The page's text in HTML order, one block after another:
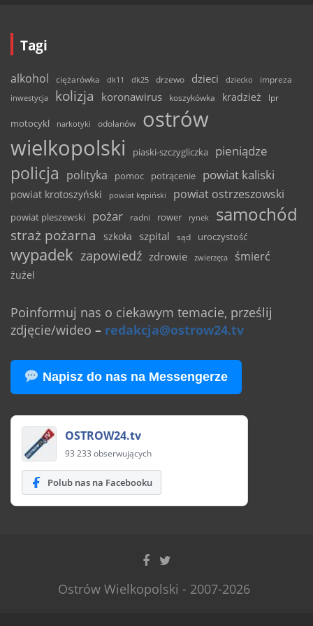
Tagi
alkohol ciężarówka dk11 dk25 drzewo dzieci dziecko
impreza
inwestycja
kolizja koronawirus koszykówka kradzież lpr
motocykl narkotyki odolanów
ostrów
wielkopolski
piaski-szczygliczka pieniądze
policja polityka pomoc potrącenie powiat kaliski
powiat krotoszyński powiat kępiński powiat ostrzeszowski
powiat pleszewski pożar radni rower rynek samochód
straż pożarna szkoła szpital sąd uroczystość
wypadek zapowiedź zdrowie zwierzęta śmierć
żużel
Poinformuj nas o ciekawym temacie, prześlij
zdjęcie/wideo – redakcja@ostrow24.tv
Napisz do nas na Messengerze
OSTROW24.tv
93 233 obserwujących
Polub nas na Facebooku
Ostrów Wielkopolski - 2007-2026